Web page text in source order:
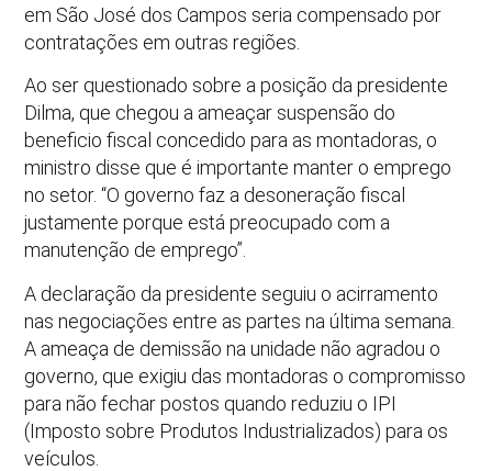
em São José dos Campos seria compensado por
contratações em outras regiões.
Ao ser questionado sobre a posição da presidente
Dilma, que chegou a ameaçar suspensão do
beneficio fiscal concedido para as montadoras, o
ministro disse que é importante manter o emprego
no setor. “O governo faz a desoneração fiscal
justamente porque está preocupado com a
manutenção de emprego”.
A declaração da presidente seguiu o acirramento
nas negociações entre as partes na última semana.
A ameaça de demissão na unidade não agradou o
governo, que exigiu das montadoras o compromisso
para não fechar postos quando reduziu o IPI
(Imposto sobre Produtos Industrializados) para os
veículos.